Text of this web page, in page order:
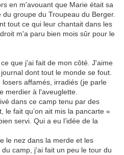
en m'avouant que Marie était sa
groupe du Troupeau du Berger.
tout ce qui leur chantait dans les
m'a paru bien mois sûr pour le
que j'ai fait de mon côté. J'aime
dont tout le monde se fout.
affamés, irradiés (je parle
merdier à l'aveuglette.
dans ce camp tenu par des
le fait qu’on ait mis la pancarte «
servi. Qui a eu l’idée de la
le nez dans la merde et les
camp, j'ai fait un peu le tour du